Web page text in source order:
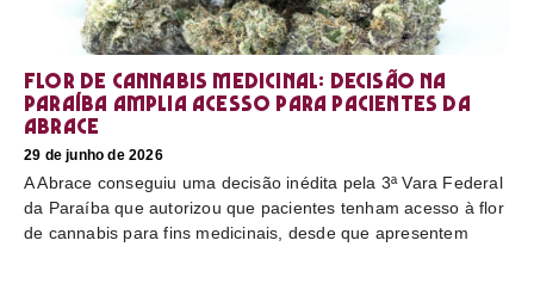
Flor de cannabis medicinal: decisão na
Paraíba amplia acesso para pacientes da
Abrace
29 de junho de 2026
A Abrace conseguiu uma decisão inédita pela 3ª Vara Federal
da Paraíba que autorizou que pacientes tenham acesso à flor
de cannabis para fins medicinais, desde que apresentem